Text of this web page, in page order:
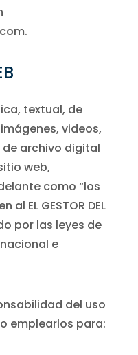
textual, de
videos,
archivo digital
web,
como “los
EL GESTOR DEL
por las leyes de
e
del uso
emplearlos para: